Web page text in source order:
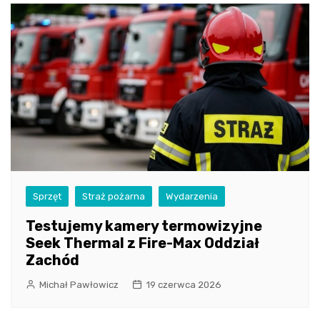
Sprzęt Straż pożarna Wydarzenia
Testujemy kamery termowizyjne
Seek Thermal z Fire-Max Oddział
Zachód
Michał Pawłowicz 19 czerwca 2026